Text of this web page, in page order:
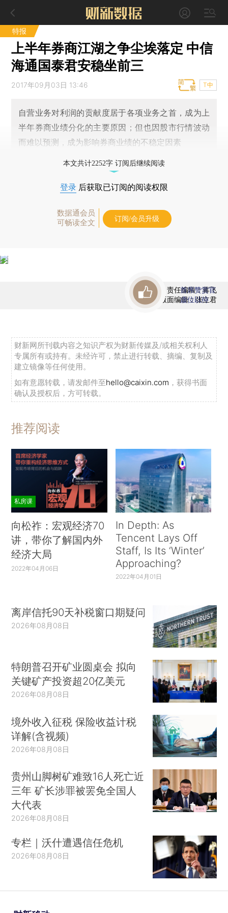
特报
上半年券商江湖之争尘埃落定 中信
海通国泰君安稳坐前三
2017年09月03日 13:46 T中
自营业务对利润的贡献度居于各项业务之首，成为上
半年券商业绩分化的主要原因；但也因股市行情波动
而难以预测，成为影响券商业绩的不稳定因素
本文共计2252字 订阅后继续阅读
登录 后获取已订阅的阅读权限
数据通会员
可畅读全文
订阅/会员升级
责任编辑：蒋飞
版面编辑：张立君
首席赞赏官
虚位以待
财新网所刊载内容之知识产权为财新传媒及/或相关权利人
专属所有或持有。未经许可，禁止进行转载、摘编、复制及
建立镜像等任何使用。
如有意愿转载，请发邮件至hello@caixin.com ，获得书面
确认及授权后，方可转载。
推荐阅读
私房课
向松祚：宏观经济70
讲，带你了解国内外
经济大局
2022年04月06日
In Depth: As
Tencent Lays Off
Staff, Is Its ‘Winter’
Approaching?
2022年04月01日
离岸信托90天补税窗口期疑问
2026年08月08日
特朗普召开矿业圆桌会 拟向
关键矿产投资超20亿美元
2026年08月08日
境外收入征税 保险收益计税
详解(含视频)
2026年08月08日
贵州山脚树矿难致16人死亡近
三年 矿长涉罪被罢免全国人
大代表
2026年08月08日
专栏｜沃什遭遇信任危机
2026年08月08日